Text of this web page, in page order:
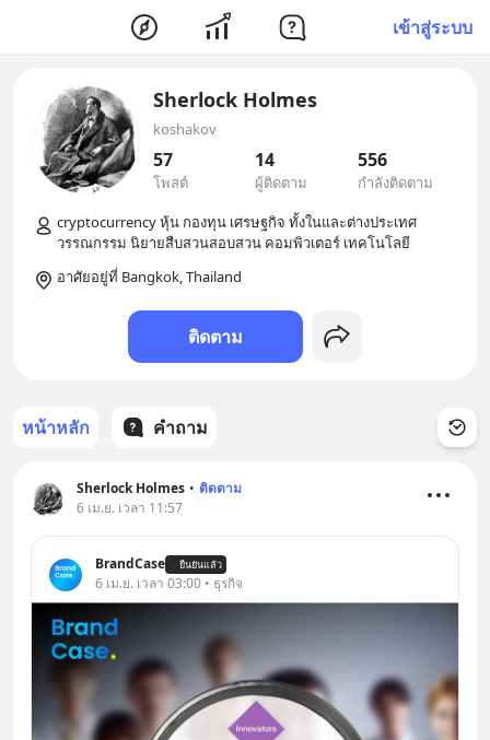
เข้าสู่ระบบ
Sherlock Holmes
koshakov
57
โพสต์
14
ผู้ติดตาม
556
กำลังติดตาม
cryptocurrency หุ้น กองทุน เศรษฐกิจ ทั้งในและต่างประเทศ
อาศัยอยู่ที่ Bangkok, Thailand
ติดตาม
หน้าหลัก คำถาม
Sherlock Holmes • ติดตาม
6 เม.ย. เวลา 11:57
BrandCase ยืนยันแล้ว
6 เม.ย. เวลา 03:00 • ธุรกิจ